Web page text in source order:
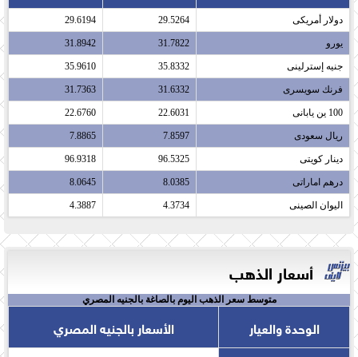
دولار أمريكى​ 29.5264
29.6194
يورو​ 31.7822
31.8942
جنيه إسترلينى​ 35.8332
35.9610
فرنك سويسرى​ 31.6332
31.7363
100 ين يابانى​ 22.6031
22.6760
ريال سعودى​ 7.8597
7.8865
دينار كويتى​ 96.5325
96.9318
درهم اماراتى​ 8.0385
8.0645
اليوان الصينى​ 4.3734
4.3887
أسعار الذهب
متوسط سعر الذهب اليوم بالصاغة بالجنيه المصري
الوحدة والعيار
الأسعار بالجنيه المصري